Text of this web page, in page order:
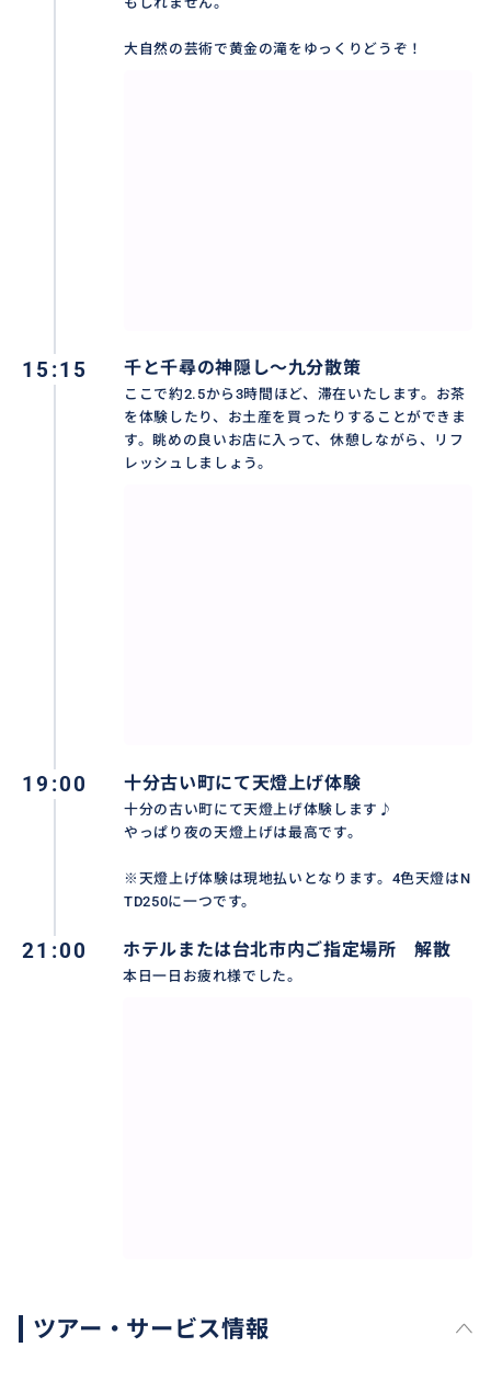
いつの九分が好きですか？
大自然の芸術で黄金の滝をゆっくりどうぞ！
15:15 千と千尋の神隠し～九分散策
ここで約2.5から3時間ほど、滞在いたします。お茶
を体験したり、お土産を買ったりすることができま
す。眺めの良いお店に入って、休憩しながら、リフ
レッシュしましょう。
19:00 十分古い町にて天燈上げ体験
十分の古い町にて天燈上げ体験します♪
やっぱり夜の天燈上げは最高です。
※天燈上げ体験は現地払いとなります。4色天燈はN
TD250に一つです。
21:00 ホテルまたは台北市内ご指定場所 解散
本日一日お疲れ様でした。
ツアー・サービス情報